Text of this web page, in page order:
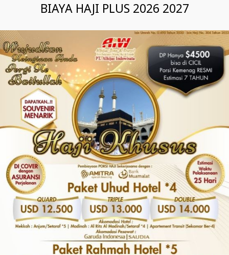
BIAYA HAJI PLUS 2026 2027